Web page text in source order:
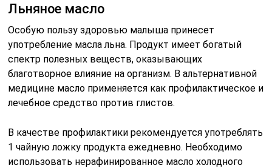
Льняное масло
Особую пользу здоровью малыша принесет
употребление масла льна. Продукт имеет богатый
спектр полезных веществ, оказывающих
благотворное влияние на организм. В альтернативной
медицине масло применяется как профилактическое и
лечебное средство против глистов.
В качестве профилактики рекомендуется употреблять
1 чайную ложку продукта ежедневно. Необходимо
использовать нерафинированное масло холодного